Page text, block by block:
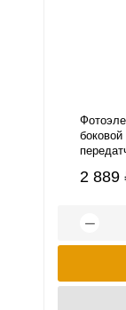
2 889
−